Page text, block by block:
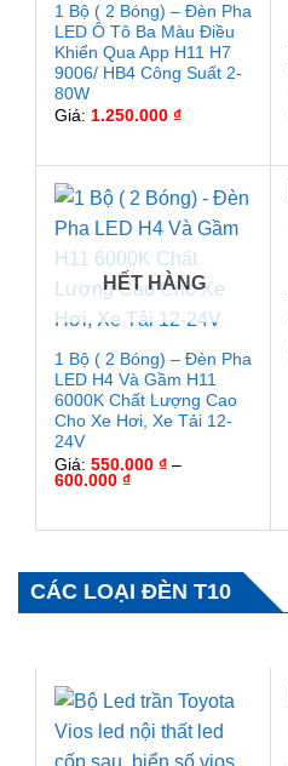
1 Bộ ( 2 Bóng) – Đèn Pha
LED Ô Tô Ba Màu Điều
Khiển Qua App H11 H7
9006/ HB4 Công Suất 2-
80W
Giá: 1.250.000 ₫
HẾT HÀNG
1 Bộ ( 2 Bóng) – Đèn Pha
LED H4 Và Gầm H11
6000K Chất Lượng Cao
Cho Xe Hơi, Xe Tải 12-
24V
Giá: 550.000 ₫ –
600.000 ₫Khoảng
550.000 ₫
CÁC LOẠI ĐÈN T10